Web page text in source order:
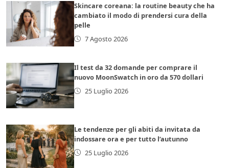
Skincare coreana: la routine beauty che ha
cambiato il modo di prendersi cura della
pelle
7 Agosto 2026
Il test da 32 domande per comprare il
nuovo MoonSwatch in oro da 570 dollari
25 Luglio 2026
Le tendenze per gli abiti da invitata da
indossare ora e per tutto l’autunno
25 Luglio 2026